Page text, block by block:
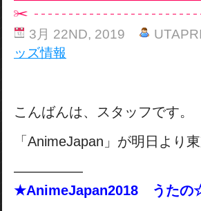
3月 22ND, 2019
ッズ情報
こんばんは、スタッフです。
「AnimeJapan」が明日より
―――――
★AnimeJapan2018 うたの☆